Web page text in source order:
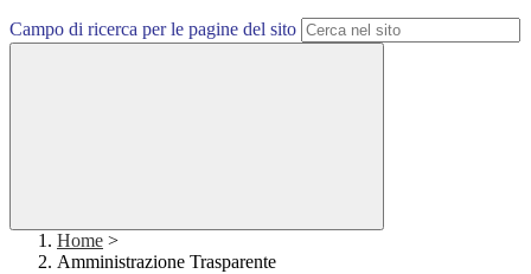
Campo di ricerca per le pagine del sito
Home >
Amministrazione Trasparente